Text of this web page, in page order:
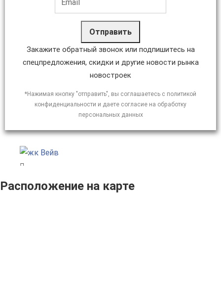
Отправить
Закажите обратный звонок или подпишитесь на
спецпредложения, скидки и другие новости рынка
новостроек
*Нажимая кнопку "отправить", вы соглашаетесь с политикой
конфиденциальности и даете согласие на обработку
персональных данных
Расположение на карте